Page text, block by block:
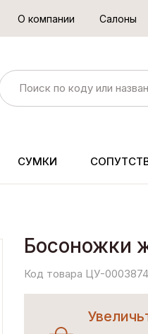
О компании Салоны
СУМКИ
Босоножки
Код товара ЦУ-